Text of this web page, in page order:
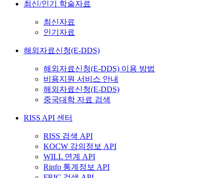
최신/인기 학술자료
최신자료
인기자료
해외자료신청(E-DDS)
해외자료신청(E-DDS) 이용 방법
비용지원 서비스 안내
해외자료신청(E-DDS)
중국대학 자료 검색
RISS API 센터
RISS 검색 API
KOCW 강의정보 API
WILL 연계 API
Rinfo 통계정보 API